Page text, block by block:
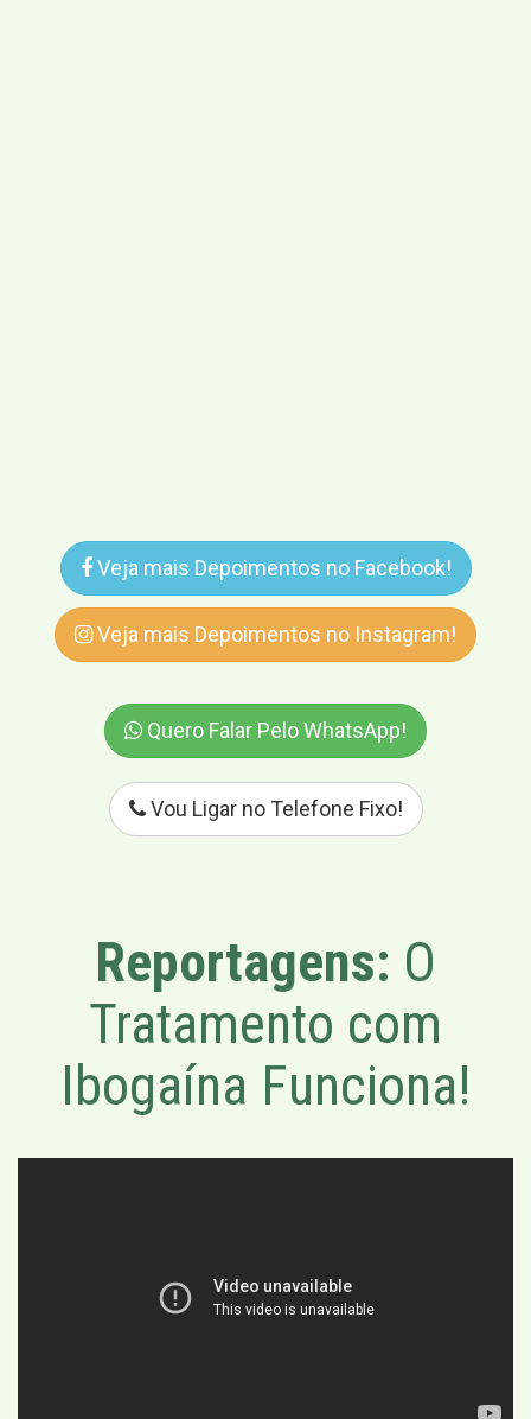
Veja mais Depoimentos no Facebook!
Veja mais Depoimentos no Instagram!
Quero Falar Pelo WhatsApp!
Vou Ligar no Telefone Fixo!
Reportagens: O
Tratamento com
Ibogaína Funciona!